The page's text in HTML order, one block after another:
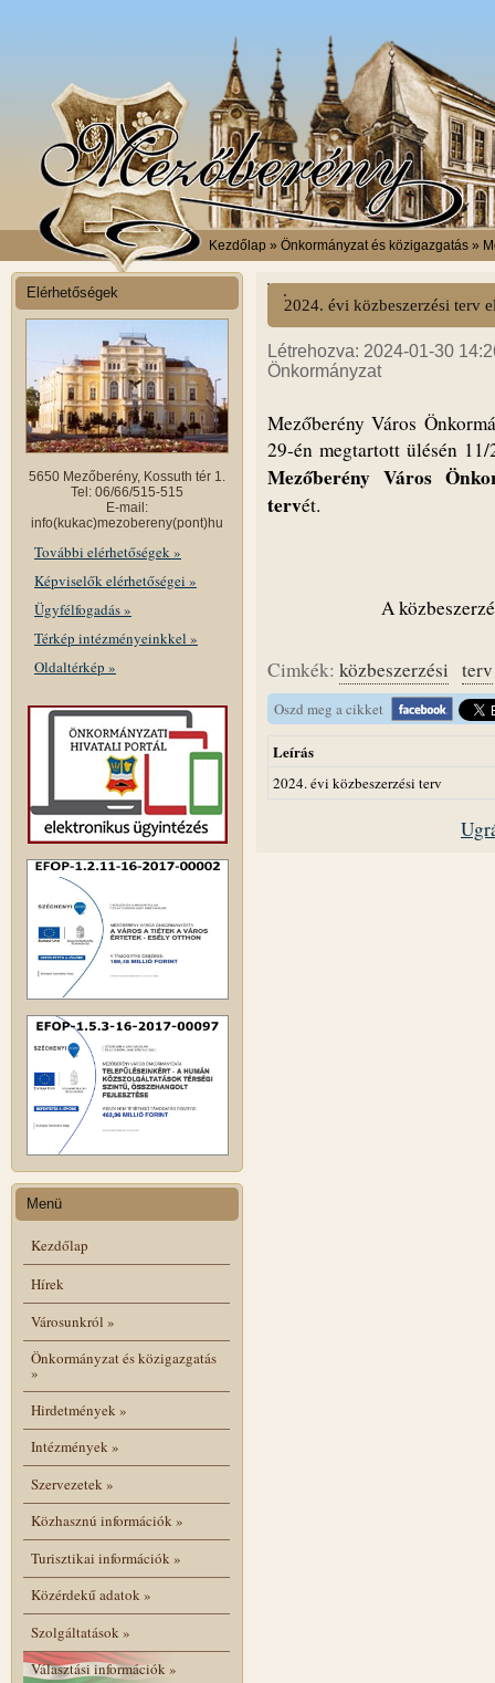
Kezdőlap » Önkormányzat és közigazgatás »
Elérhetőségek
5650 Mezőberény, Kossuth tér 1.
Tel: 06/66/515-515
E-mail:
info(kukac)mezobereny(pont)hu
További elérhetőségek »
Képviselők elérhetőségei »
Ügyfélfogadás »
Térkép intézményeinkkel »
Oldaltérkép »
Menü
Kezdőlap
Hírek
Városunkról »
Önkormányzat és közigazgatás
»
Hirdetmények»
Intézmények»
Szervezetek»
Közhasznú információk»
Turisztikai információk»
Közérdekű adatok»
Szolgáltatások»
Választási információk»
2024. évi közbeszerzési terv
Létrehozva: 2024-01-30
Önkormányzat
Mezőberény Város
29-én megtartott ülésén
Mezőberény Város
tervét.
A
Cimkék: közbeszerzési terv
Oszd meg a cikket
Leírás
2024. évi közbeszerzési terv